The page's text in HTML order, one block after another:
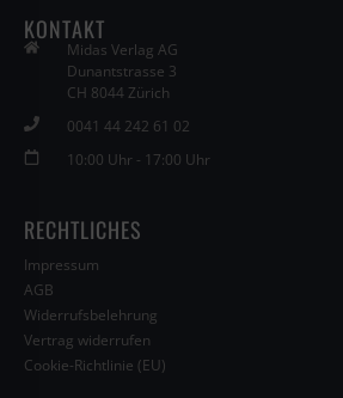
KONTAKT
Midas Verlag AG
Dunantstrasse 3
CH 8044 Zürich
0041 44 242 61 02
10:00 Uhr - 17:00 Uhr
RECHTLICHES
Impressum
AGB
Widerrufsbelehrung
Vertrag widerrufen
Cookie-Richtlinie (EU)